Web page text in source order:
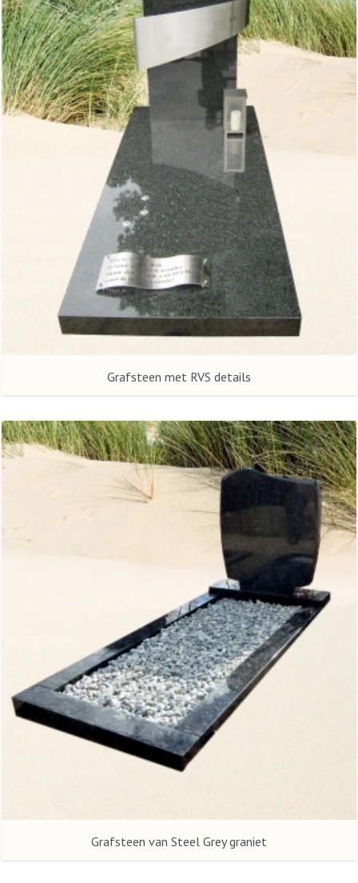
Grafsteen met RVS details
Grafsteen van Steel Grey graniet